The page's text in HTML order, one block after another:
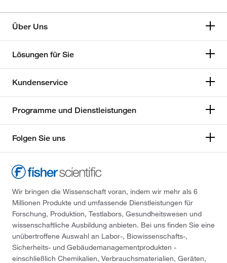
Über Uns
Lösungen für Sie
Kundenservice
Programme und Dienstleistungen
Folgen Sie uns
Wir bringen die Wissenschaft voran, indem wir mehr als 6
Millionen Produkte und umfassende Dienstleistungen für
Forschung, Produktion, Testlabors, Gesundheitswesen und
wissenschaftliche Ausbildung anbieten. Bei uns finden Sie eine
unübertroffene Auswahl an Labor-, Biowissenschafts-,
Sicherheits- und Gebäudemanagementprodukten -
einschließlich Chemikalien, Verbrauchsmaterialien, Geräten,